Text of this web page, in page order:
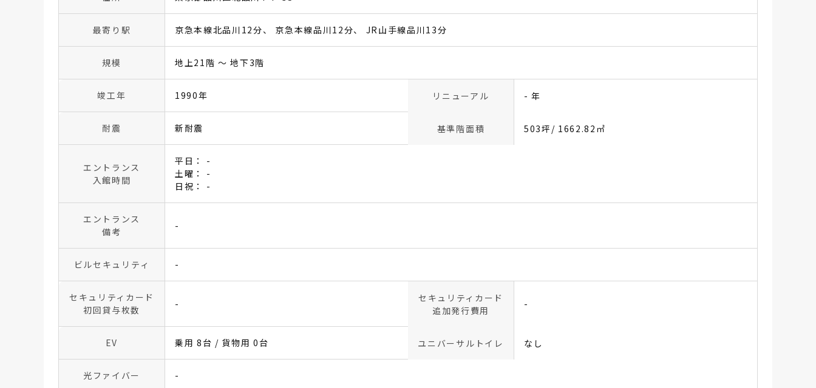
最寄り駅 京急本線北品川12分 京急本線品川12分 JR山手線品川13分
規模 地上21階 〜 地下3階
竣工年 1990年 リニューアル - 年
耐震 新耐震 基準階面積 503坪 / 1662.82㎡
エントランス
入館時間
平日： -
土曜： -
日祝： -
エントランス
備考
-
ビルセキュリティ -
セキュリティカード
初回貸与枚数
-
セキュリティカード
追加発行費用
-
EV 乗用 8台 / 貨物用 0台 ユニバーサルトイレ なし
光ファイバー -